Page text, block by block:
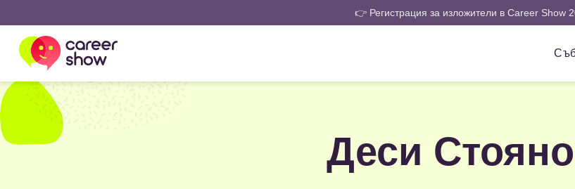
👉 Регистрация за изложители в Career Show
Деси